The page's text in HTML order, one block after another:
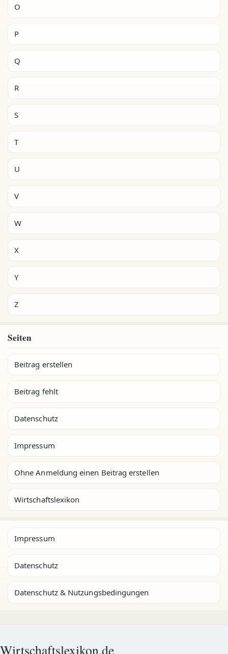
O
P
Q
R
S
T
U
V
W
X
Y
Z
Seiten
Beitrag erstellen
Beitrag fehlt
Datenschutz
Impressum
Ohne Anmeldung einen Beitrag erstellen
Wirtschaftslexikon
Impressum
Datenschutz
Datenschutz & Nutzungsbedingungen
Wirtschaftslexikon.de